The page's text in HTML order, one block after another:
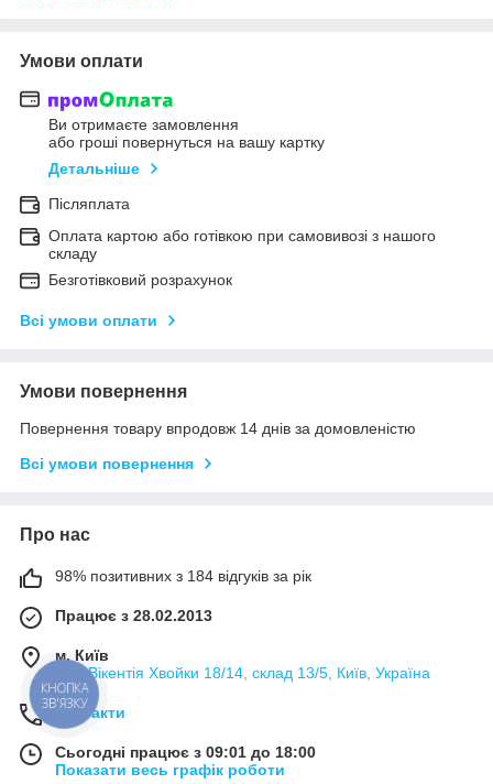
Умови оплати
Ви отримаєте замовлення
або гроші повернуться на вашу картку
Детальніше
Післяплата
Оплата картою або готівкою при самовивозі з нашого
складу
Безготівковий розрахунок
Всі умови оплати
Умови повернення
Повернення товару впродовж 14 днів за домовленістю
Всі умови повернення
Про нас
98% позитивних з 184 відгуків за рік
Працює з 28.02.2013
м. Київ
вул. Вікентія Хвойки 18/14, склад 13/5, Київ, Україна
Контакти
Сьогодні працює з 09:01 до 18:00
Показати весь графік роботи
КНОПКА
ЗВ'ЯЗКУ